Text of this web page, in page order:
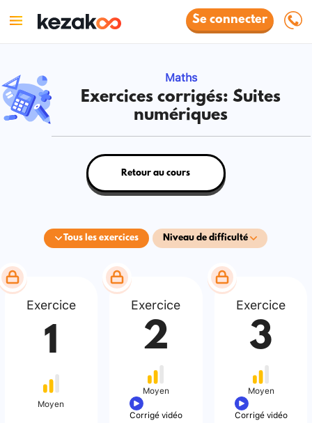
Se connecter
Maths
Exercices corrigés: Suites
numériques
Tous les exercices Niveau de difficulté
Retour au cours
Exercice
1
Moyen
Exercice
2
Moyen
Corrigé vidéo
Exercice
3
Moyen
Corrigé vidéo